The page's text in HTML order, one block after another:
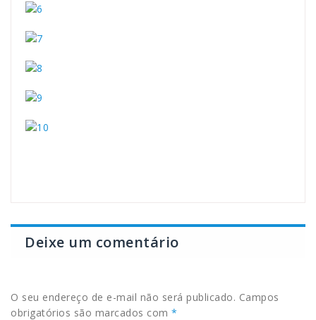
Deixe um comentário
O seu endereço de e-mail não será publicado. Campos
obrigatórios são marcados com *